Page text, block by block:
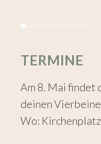
TERMINE
Am 8. Mai findet
deinen
Wo: